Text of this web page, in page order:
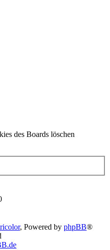
des Boards löschen
, Powered by phpBB®